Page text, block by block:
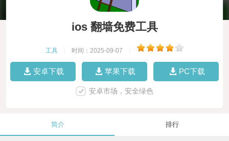
ios 翻墙免费工具
工具 时间：2025-09-07
安卓下载 苹果下载 PC下载
安卓市场，安全绿色
简介 排行